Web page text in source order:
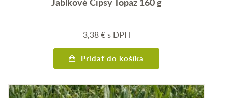
3,38€s DPH
Pridať do košíka